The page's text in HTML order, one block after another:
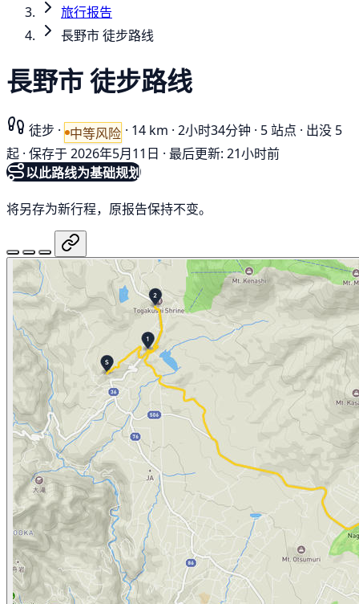
旅行报告
長野市 徒步路线
長野市 徒步路线
徒步 · 中等风险 · 14 km · 2小时34分钟 · 5 站点 · 出没 5
起 · 保存于 2026年5月11日 · 最后更新: 21小时前
以此路线为基础规划
将另存为新行程，原报告保持不变。